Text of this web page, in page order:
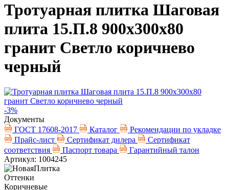
Тротуарная плитка Шаговая
плита 15.П.8 900х300х80
гранит Светло коричнево
черный
-3%
Документы
ГОСТ 17608-2017
Каталог
Рекомендации по укладке
Прайс-лист
Сертификат дилера
Сертификат
соответствия
Паспорт товара
Гарантийный талон
Артикул: 1004245
Оттенки
Коричневые